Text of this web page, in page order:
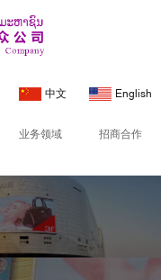
中文 English
业务领域
招商合作